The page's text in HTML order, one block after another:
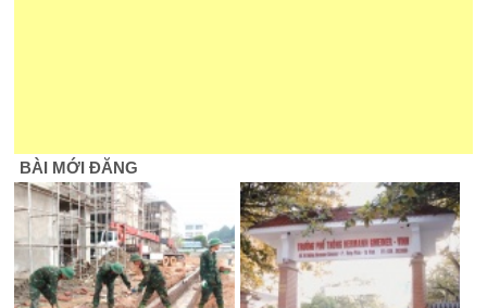
BÀI MỚI ĐĂNG